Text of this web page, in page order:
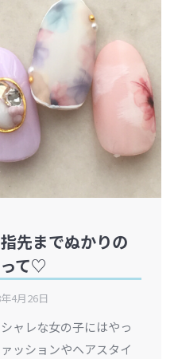
先までぬかりの
て♡
4月26日
ャレな女の子にはやっ
ッションやヘアスタイ